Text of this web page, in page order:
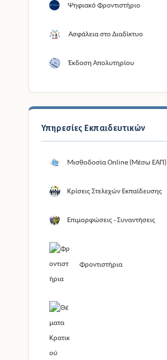
Ψηφιακό Φροντιστήριο
Ασφάλεια στο Διαδίκτυο
Έκδοση Απολυτηρίου
Υπηρεσίες Εκπαιδευτικών
Μισθοδοσία Online (Μέσω ΕΑΠ)
Κρίσεις Στελεχών Εκπαίδευσης
Επιμορφώσεις - Συναντήσεις
Φροντιστήρια